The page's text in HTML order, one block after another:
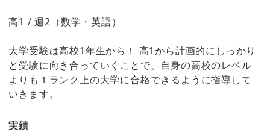
高1 / 週2（数学・英語）
大学受験は高校1年生から！ 高1から計画的にしっかり
と受験に向き合っていくことで、自身の高校のレベル
よりも１ランク上の大学に合格できるように指導して
いきます。
実績